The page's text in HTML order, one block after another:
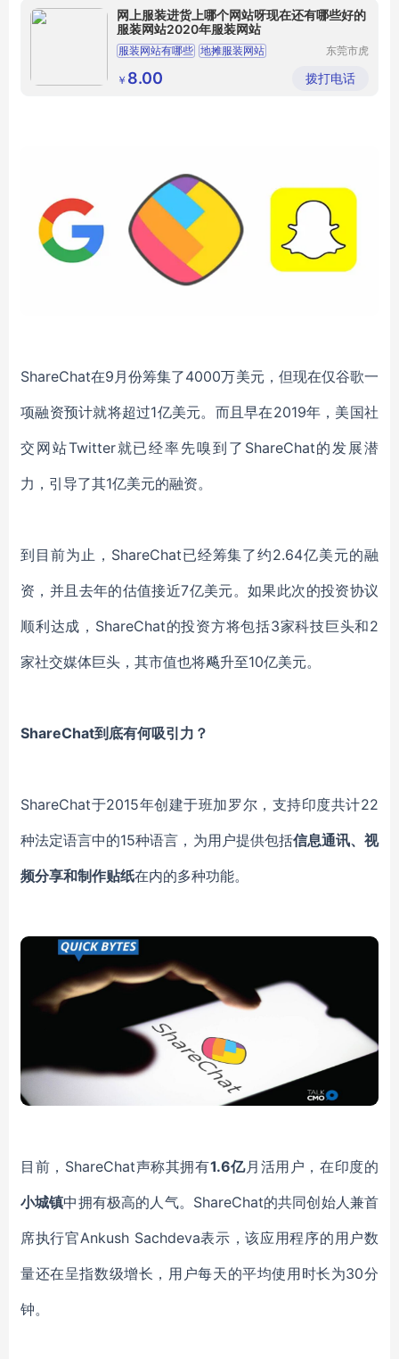
网上服装进货上哪个网站呀现在还有哪些好的
服装网站2020年服装网站
服装网站有哪些 地摊服装网站
韩版服装网站
东莞市虎
饰经营部
￥ 8.00 拨打电话
ShareChat在9月份筹集了4000万美元，但现在仅谷歌一
项融资预计就将超过1亿美元。而且早在2019年，美国社
交网站Twitter就已经率先嗅到了 ShareChat的发展潜
力，引导了其1亿美元的融资。
到目前为止， ShareChat已经筹集了约2.64亿美元的融
资，并且去年的估值接近7亿美元。如果此次的投资协议
顺利达成， ShareChat的投资方将包括3家科技巨头和2
家社交媒体巨头，其市值也将飚升至10亿美元。
ShareChat到底有何吸引力？
ShareChat于2015年创建于班加罗尔，支持印度共计22
种法定语言中的15种语言，为用户提供包括信息通讯、视
频分享和制作贴纸在内的多种功能。
目前， ShareChat声称其拥有1.6亿月活用户，在印度的
小城镇中拥有极高的人气。 ShareChat的共同创始人兼首
席执行官Ankush Sachdeva表示，该应用程序的用户数
量还在呈指数级增长，用户每天的平均使用时长为30分
钟。